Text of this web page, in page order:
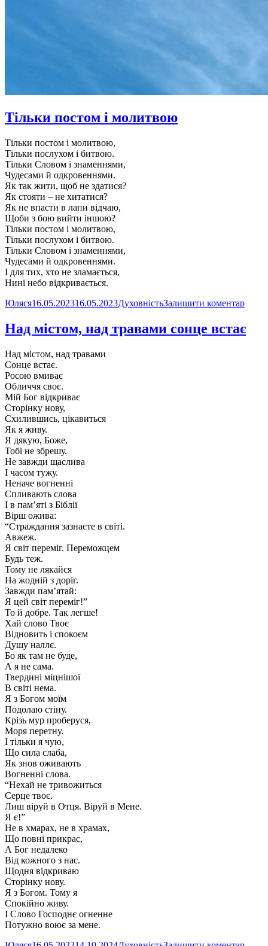
Тільки постом і молитвою
Тільки постом і молитвою,
Тільки послухом і битвою.
Тільки Словом і знаменнями,
Чудесами й одкровеннями.
Як так жити, щоб не здатися?
Як стояти – не хитатися?
Як не впасти в лапи відчаю,
Щоби з бою вийти іншою?
Тільки постом і молитвою,
Тільки послухом і битвою.
Тільки Словом і знаменнями,
Чудесами й одкровеннями.
І для тих, хто не зламається,
Нині небо відкривається.
Автор
ЮлясяОприлюднено
16.05.202316.05.2023Категорії
ДуховністьЗалишити коментардо
і
Над містом, над травами сонце встає
Над містом, над травами
Сонце встає.
Росою вмиває
Обличчя своє.
Мій Бог відкриває
Сторінку нову,
Схилившись, цікавиться
Як я живу.
Я дякую, Боже,
Тобі не збрешу.
Не завжди щаслива
І часом тужу.
Неначе вогненні
Спливають слова
І в пам’яті з Біблії
Вірш ожива:
“Страждання зазнаєте в світі.
Авжеж.
Я світ переміг. Переможцем
Будь теж.
Тому не лякайся
На жодній з доріг.
Завжди пам’ятай:
Я цей світ переміг!”
То й добре. Так легше!
Хай слово Твоє
Відновить і спокоєм
Душу наллє.
Бо як там не буде,
А я не сама.
Твердині міцнішої
В світі нема.
Я з Богом моїм
Подолаю стіну.
Крізь мур проберуся,
Моря перетну.
І тільки я чую,
Що сила слаба,
Як знов оживають
Вогненні слова.
“Нехай не тривожиться
Серце твоє.
Лиш віруй в Отця. Віруй в Мене.
Я є!”
Не в хмарах, не в храмах,
Що повні прикрас,
А Бог недалеко
Від кожного з нас.
Щодня відкриваю
Сторінку нову.
Я з Богом. Тому я
Спокійно живу.
І Слово Господнє огненне
Потужно воює за мене.